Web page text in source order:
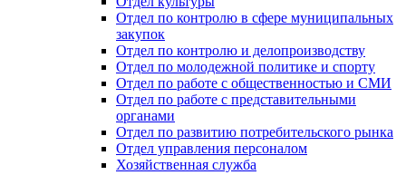
Отдел по контролю в сфере муниципальных
закупок
Отдел по контролю и делопроизводству
Отдел по молодежной политике и спорту
Отдел по работе с общественностью и СМИ
Отдел по работе с представительными
органами
Отдел по развитию потребительского рынка
Отдел управления персоналом
Хозяйственная служба